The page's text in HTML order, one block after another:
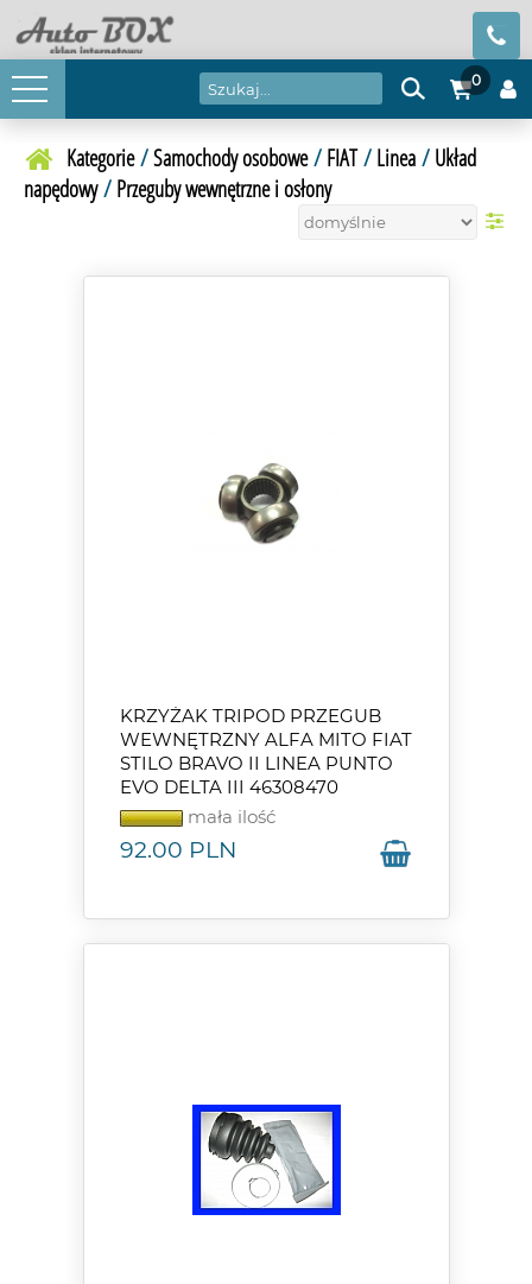
0
Kategorie/Samochody osobowe/ FIAT/ Linea/ Układ
napędowy/ Przeguby wewnętrzne i osłony
KRZYŻAK TRIPOD PRZEGUB
WEWNĘTRZNY ALFA MITO FIAT
STILO BRAVO II LINEA PUNTO
EVO DELTA III 46308470
mała ilość
92.00 PLN